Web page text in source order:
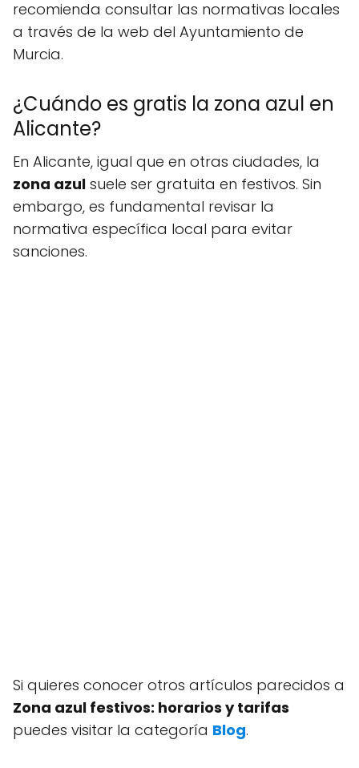
recomienda consultar las normativas locales
a través de la web del Ayuntamiento de
Murcia.
¿Cuándo es gratis la zona azul en
Alicante?
En Alicante, igual que en otras ciudades, la
zona azul suele ser gratuita en festivos. Sin
embargo, es fundamental revisar la
normativa específica local para evitar
sanciones.
Si quieres conocer otros artículos parecidos a
Zona azul festivos: horarios y tarifas
puedes visitar la categoría Blog.